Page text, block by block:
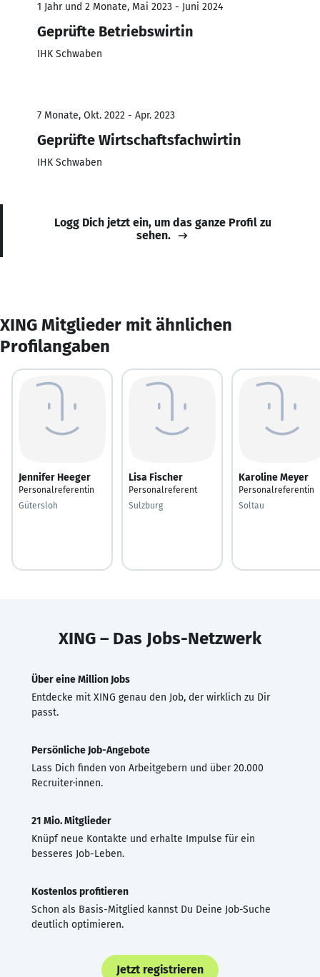
1 Jahr und 2 Monate, Mai 2023 - Juni 2024
Geprüfte Betriebswirtin
IHK Schwaben
7 Monate, Okt. 2022 - Apr. 2023
Geprüfte Wirtschaftsfachwirtin
IHK Schwaben
Logg Dich jetzt ein, um das ganze Profil zu
sehen.
XING Mitglieder mit ähnlichen
Profilangaben
Jennifer Heeger
Personalreferentin
Gütersloh
Lisa Fischer
Personalreferent
Sulzburg
Karoline Meyer
Personalreferentin
Soltau
XING – Das Jobs-Netzwerk
Über eine Million Jobs
Entdecke mit XING genau den Job, der wirklich zu Dir
passt.
Persönliche Job-Angebote
Lass Dich finden von Arbeitgebern und über 20.000
Recruiter·innen.
21 Mio. Mitglieder
Knüpf neue Kontakte und erhalte Impulse für ein
besseres Job-Leben.
Kostenlos profitieren
Schon als Basis-Mitglied kannst Du Deine Job-Suche
deutlich optimieren.
Jetzt registrieren